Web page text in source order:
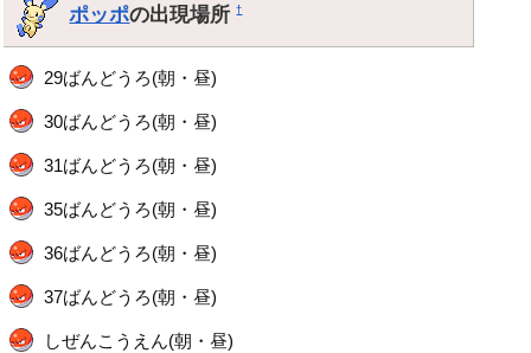
ポッポの出現場所†
29ばんどうろ(朝・昼)
30ばんどうろ(朝・昼)
31ばんどうろ(朝・昼)
35ばんどうろ(朝・昼)
36ばんどうろ(朝・昼)
37ばんどうろ(朝・昼)
しぜんこうえん(朝・昼)